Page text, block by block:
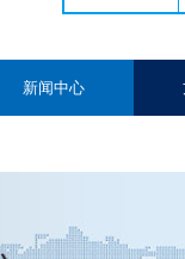
新闻中心